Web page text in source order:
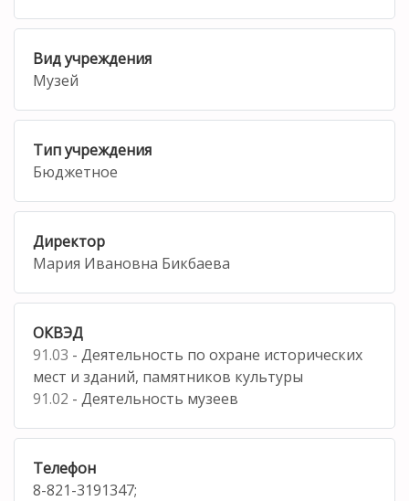
Вид учреждения
Музей
Тип учреждения
Бюджетное
Директор
Мария Ивановна Бикбаева
ОКВЭД
91.03 - Деятельность по охране исторических
мест и зданий, памятников культуры
91.02 - Деятельность музеев
Телефон
8-821-3191347;